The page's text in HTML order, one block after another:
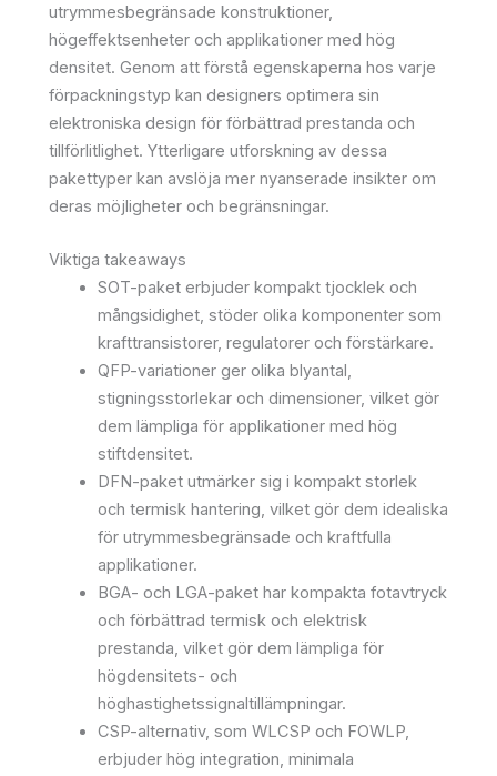
utrymmesbegränsade konstruktioner,
högeffektsenheter och applikationer med hög
densitet. Genom att förstå egenskaperna hos varje
förpackningstyp kan designers optimera sin
elektroniska design för förbättrad prestanda och
tillförlitlighet. Ytterligare utforskning av dessa
pakettyper kan avslöja mer nyanserade insikter om
deras möjligheter och begränsningar.
Viktiga takeaways
SOT-paket erbjuder kompakt tjocklek och
mångsidighet, stöder olika komponenter som
krafttransistorer, regulatorer och förstärkare.
QFP-variationer ger olika blyantal,
stigningsstorlekar och dimensioner, vilket gör
dem lämpliga för applikationer med hög
stiftdensitet.
DFN-paket utmärker sig i kompakt storlek
och termisk hantering, vilket gör dem idealiska
för utrymmesbegränsade och kraftfulla
applikationer.
BGA- och LGA-paket har kompakta fotavtryck
och förbättrad termisk och elektrisk
prestanda, vilket gör dem lämpliga för
högdensitets- och
höghastighetssignaltillämpningar.
CSP-alternativ, som WLCSP och FOWLP,
erbjuder hög integration, minimala